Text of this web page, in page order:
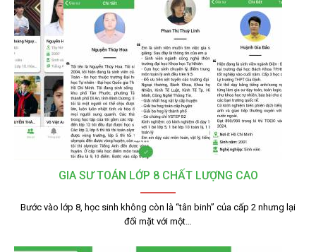
GIA SƯ TOÁN LỚP 8 CHẤT LƯỢNG CAO
Bước vào lớp 8, học sinh không còn là “tân binh” của cấp 2 nhưng lại
đối mặt với một…